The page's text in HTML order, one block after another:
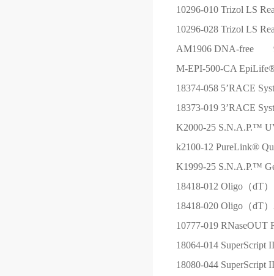
10296-010 Trizol LS
10296-028 Trizol LS
AM1906 DNA-free
M-EPI-500-CA
18374-058 5’RACE
18373-019 3’RACE
K2000-25 S.N.A.P.™
k2100-12 PureLink®
K1999-25 S.N.A.P.™
18418-012 Oligo（dT
18418-020 Oligo（dT
10777-019 RNaseOUT
18064-014 SuperScript
18080-044 SuperScript